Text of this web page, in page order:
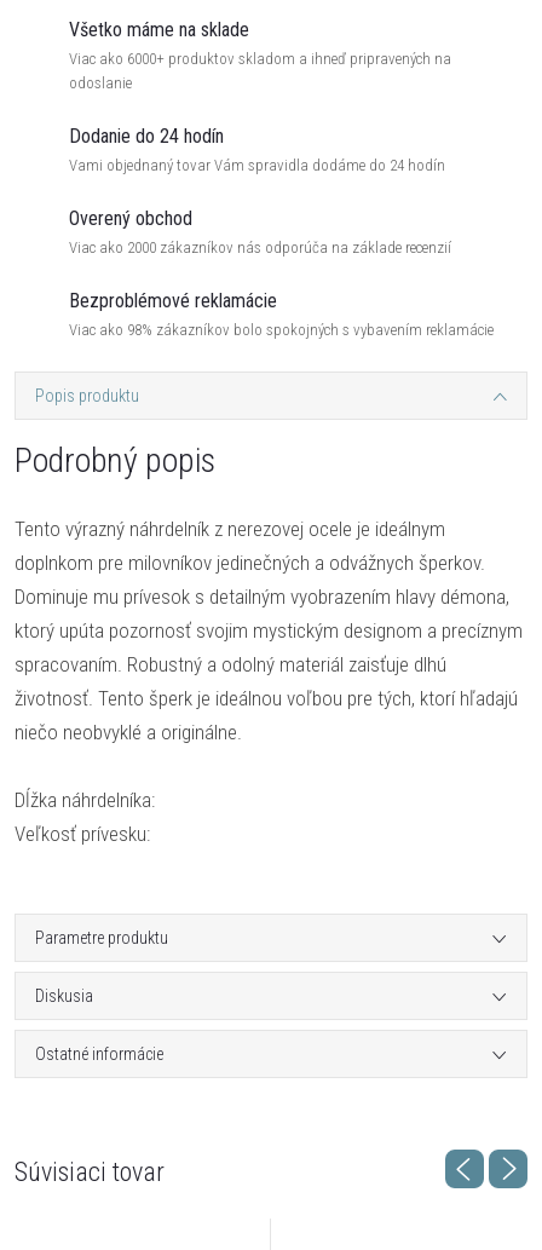
Všetko máme na sklade
Viac ako 6000+ produktov skladom a ihneď pripravených na
odoslanie
Dodanie do 24 hodín
Vami objednaný tovar Vám spravidla dodáme do 24 hodín
Overený obchod
Viac ako 2000 zákazníkov nás odporúča na základe recenzií
Bezproblémové reklamácie
Viac ako 98% zákazníkov bolo spokojných s vybavením reklamácie
Popis produktu
Podrobný popis
Tento výrazný náhrdelník z nerezovej ocele je ideálnym
doplnkom pre milovníkov jedinečných a odvážnych šperkov.
Dominuje mu prívesok s detailným vyobrazením hlavy démona,
ktorý upúta pozornosť svojim mystickým designom a precíznym
spracovaním. Robustný a odolný materiál zaisťuje dlhú
životnosť. Tento šperk je ideálnou voľbou pre tých, ktorí hľadajú
niečo neobvyklé a originálne.
Dĺžka náhrdelníka:
Veľkosť prívesku:
Parametre produktu
Diskusia
Ostatné informácie
Súvisiaci tovar